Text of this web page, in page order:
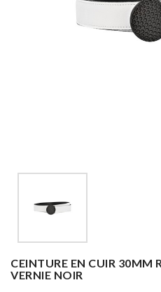
CEINTURE EN CUIR 30MM
VERNIE NOIR